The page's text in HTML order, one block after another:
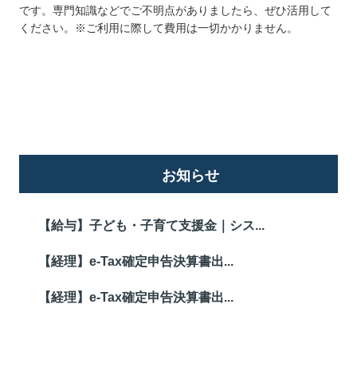
です。専門知識などでご不明点がありましたら、ぜひ活用して
ください。※ご利用に際して費用は一切かかりません。
お知らせ
【給与】子ども・子育て支援金｜シス...
【経理】e-Tax確定申告決算書出...
【経理】e-Tax確定申告決算書出...